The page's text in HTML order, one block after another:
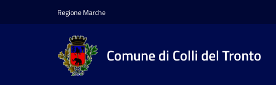
Regione Marche
Comune di Colli del Tronto